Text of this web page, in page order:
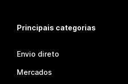
Principais categorias
Envio direto
Mercados